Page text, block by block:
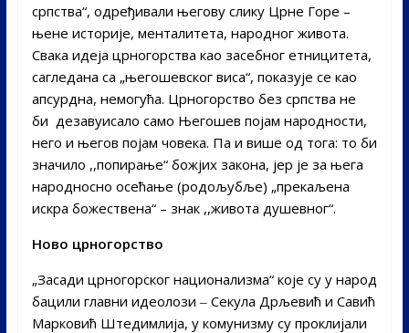
српства“, одређивали његову слику Црне Горе –
њене историје, менталитета, народног живота.
Свака идеја црногорства као засебног етницитета,
сагледана са „његошевског виса“, показује се као
апсурдна, немогућа. Црногорство без српства не
би дезавуисало само Његошев појам народности,
него и његов појам човека. Па и више од тога: то би
значило ,,попирање“ божјих закона, јер је за њега
народносно осећање (родољубље) „прекаљена
искра божествена“ – знак ,,живота душевног“.
Ново црногорство
„Засади црногорског национализма“ које су у народ
бацили главни идеолози ‒ Секула Дрљевић и Савић
Марковић Штедимлија, у комунизму су проклијали